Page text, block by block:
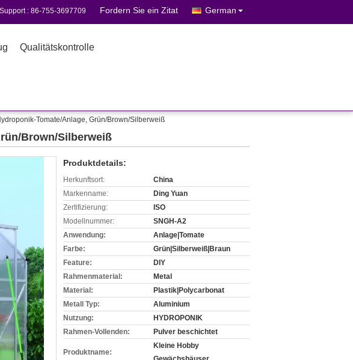
: 86-755-3697709 Fordern Sie ein Zitat German
Qualitätskontrolle
Tomate/Anlage, Grün/Brown/Silberweiß
Brown/Silberweiß
Produktdetails:
Herkunftsort:
China
Markenname:
Ding Yuan
Zertifizierung:
ISO
Modellnummer:
SNGH-A2
Anwendung:
Anlage|Tomate
Farbe:
Grün|Silberweiß|Braun
Feature:
DIY
Rahmenmaterial:
Metal
Material:
Plastik|Polycarbonat
Metall Typ:
Aluminium
Nutzung:
HYDROPONIK
Rahmen-Vollenden:
Pulver beschichtet
Produktname:
Kleine Hobby